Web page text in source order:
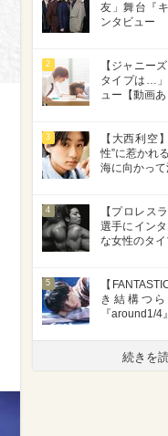
友」舞台『
ンタビュー
2
【ジャニー
タイプは…
ュー【動画あ
3
【大西利空
性”に惹かれ
海に向かっ
4
【プロレス
選手にイン
な女性のタイ
5
【
き結構つ
『around1/4
続きを